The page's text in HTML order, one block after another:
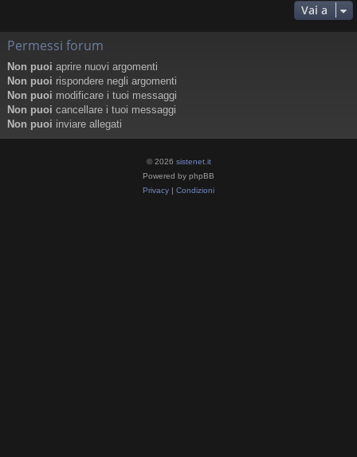
idi
Vai a
Permessi forum
Non puoi aprire nuovi argomenti
Non puoi rispondere negli argomenti
Non puoi modificare i tuoi messaggi
Non puoi cancellare i tuoi messaggi
Non puoi inviare allegati
© 2026 sistenet.it
Powered by phpBB
Privacy | Condizioni